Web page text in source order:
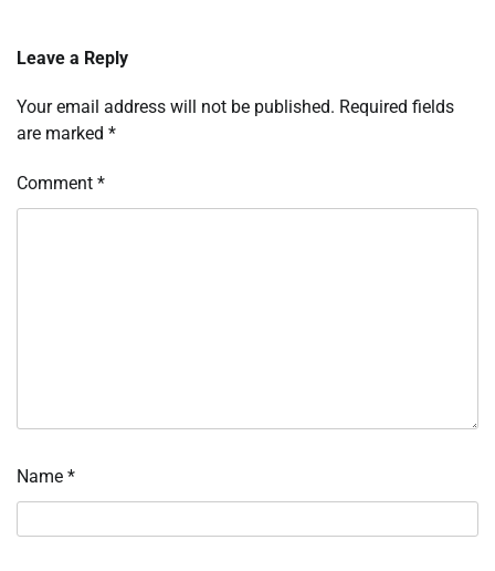
Leave a Reply
Your email address will not be published. Required fields
are marked *
Comment *
Name *